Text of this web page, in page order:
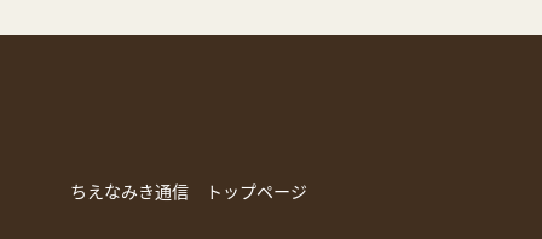
ちえなみき通信 トップページ